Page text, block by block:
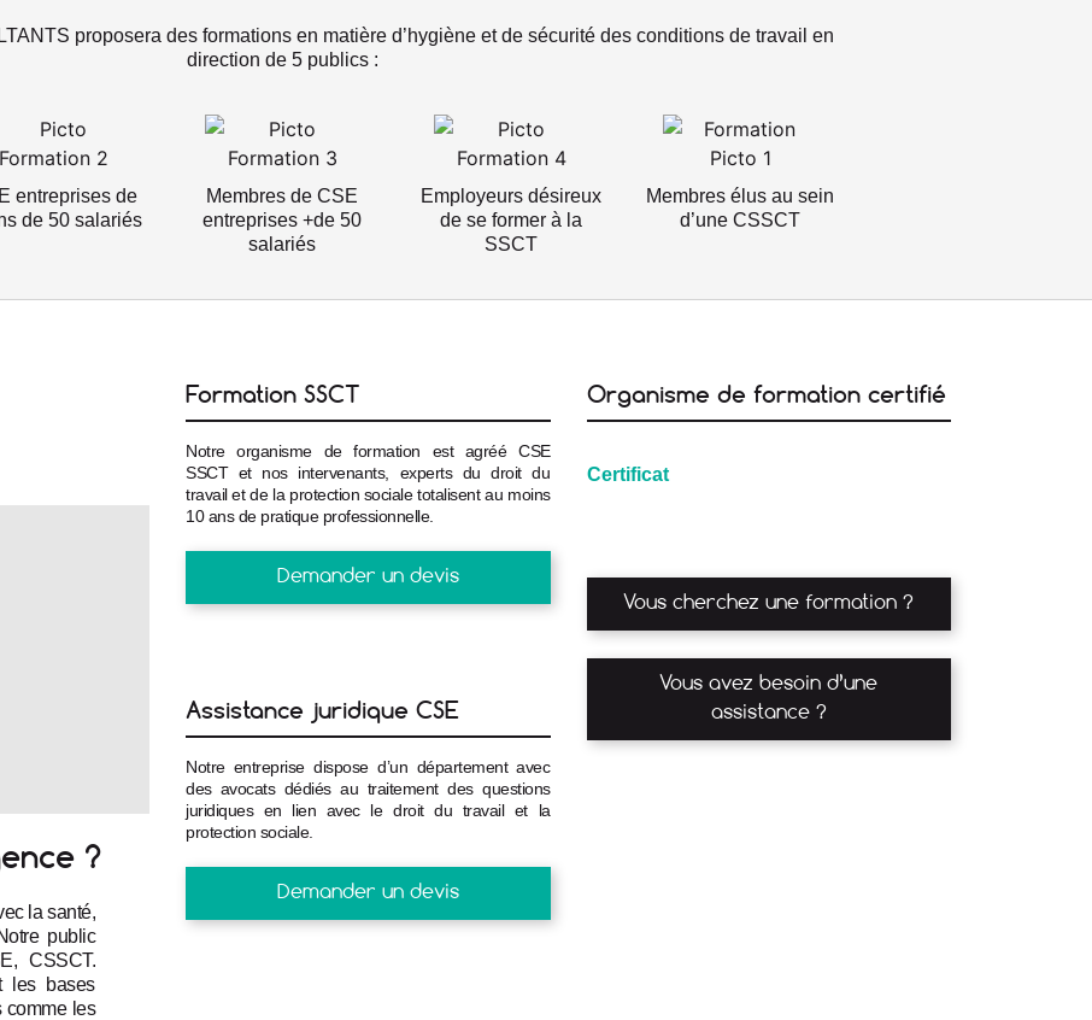
proposera des formations en matière d’hygiène et de sécurité des conditions de travail en
direction de 5 publics :
entreprises de
de 50 salariés
Membres de CSE
entreprises +de 50
salariés
Employeurs désireux
de se former à la
SSCT
Membres élus au sein
d’une CSSCT
?
la santé,
public
CSSCT.
les bases
comme les
Formation SSCT
Notre organisme de formation est agréé CSE
SSCT et nos intervenants, experts du droit du
travail et de la protection sociale totalisent au moins
10 ans de pratique professionnelle.
Demander un devis
Assistance juridique CSE
Notre entreprise dispose d’un département avec
des avocats dédiés au traitement des questions
juridiques en lien avec le droit du travail et la
protection sociale.
Demander un devis
Organisme de formation certifié
Certificat
Vous cherchez une formation ?
Vous avez besoin d’une
assistance ?